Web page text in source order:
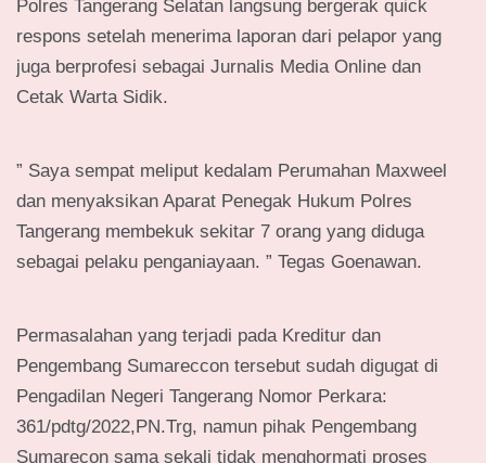
Polres Tangerang Selatan langsung bergerak quick
respons setelah menerima laporan dari pelapor yang
juga berprofesi sebagai Jurnalis Media Online dan
Cetak Warta Sidik.
” Saya sempat meliput kedalam Perumahan Maxweel
dan menyaksikan Aparat Penegak Hukum Polres
Tangerang membekuk sekitar 7 orang yang diduga
sebagai pelaku penganiayaan. ” Tegas Goenawan.
Permasalahan yang terjadi pada Kreditur dan
Pengembang Sumareccon tersebut sudah digugat di
Pengadilan Negeri Tangerang Nomor Perkara:
361/pdtg/2022,PN.Trg, namun pihak Pengembang
Sumarecon sama sekali tidak menghormati proses